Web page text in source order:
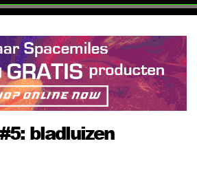
bladluizen